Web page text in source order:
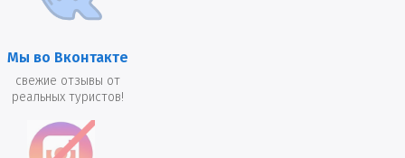
Мы во Вконтакте
свежие отзывы от
реальных туристов!